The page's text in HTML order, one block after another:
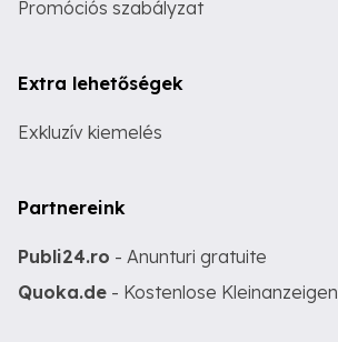
Promóciós szabályzat
Extra lehetőségek
Exkluzív kiemelés
Partnereink
Publi24.ro - Anunturi gratuite
Quoka.de - Kostenlose Kleinanzeigen